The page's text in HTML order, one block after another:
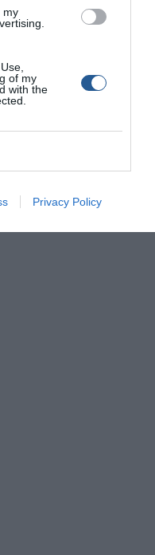
my
of my
with the
Privacy Policy
rights reserved.